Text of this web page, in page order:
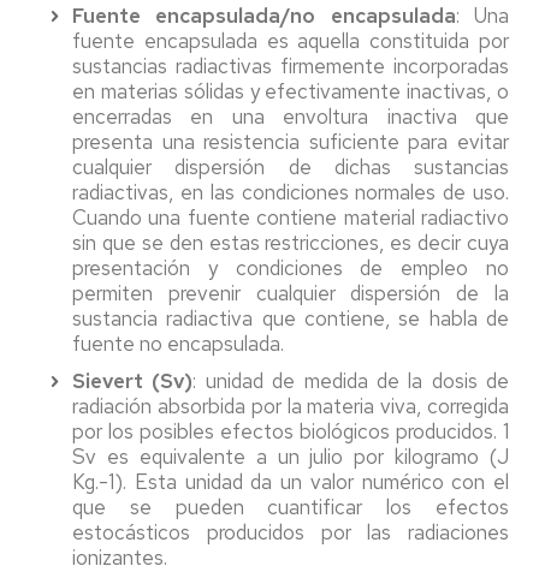
Fuente encapsulada/no encapsulada: Una
fuente encapsulada es aquella constituida por
sustancias radiactivas firmemente incorporadas
en materias sólidas y efectivamente inactivas, o
encerradas en una envoltura inactiva que
presenta una resistencia suficiente para evitar
cualquier dispersión de dichas sustancias
radiactivas, en las condiciones normales de uso.
Cuando una fuente contiene material radiactivo
sin que se den estas restricciones, es decir cuya
presentación y condiciones de empleo no
permiten prevenir cualquier dispersión de la
sustancia radiactiva que contiene, se habla de
fuente no encapsulada.
Sievert (Sv): unidad de medida de la dosis de
radiación absorbida por la materia viva, corregida
por los posibles efectos biológicos producidos. 1
Sv es equivalente a un julio por kilogramo (J
Kg.-1). Esta unidad da un valor numérico con el
que se pueden cuantificar los efectos
estocásticos producidos por las radiaciones
ionizantes.